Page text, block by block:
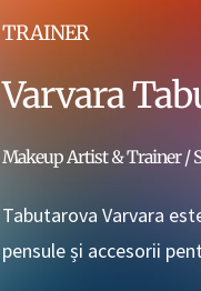
TRAINER
Varvara
Makeup Artist & Trainer /
Tabutarova Varvara
pensule și accesorii